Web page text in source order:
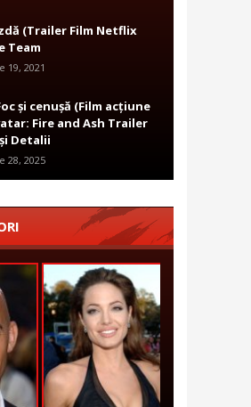
(Trailer Film Netflix
Team
19, 2021
și cenușă (Film acțiune
Fire and Ash Trailer
Detalii
28, 2025